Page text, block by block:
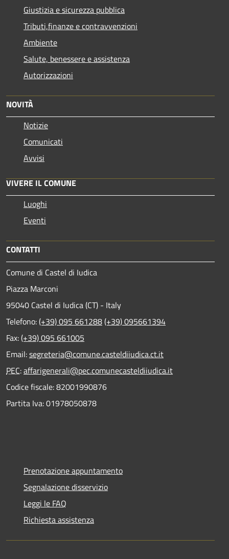
Giustizia e sicurezza pubblica
Tributi,finanze e contravvenzioni
Ambiente
Salute, benessere e assistenza
Autorizzazioni
NOVITÀ
Notizie
Comunicati
Avvisi
VIVERE IL COMUNE
Luoghi
Eventi
CONTATTI
Comune di Castel di Iudica
Piazza Marconi
95040 Castel di Iudica (CT) - Italy
Telefono:(+39) 095 661288(+39) 095661394
Fax:(+39) 095 661005
Email:segreteria@comune.casteldiiudica.ct.it
PEC:affarigenerali@pec.comunecasteldiiudica.it
Codice fiscale: 82001990876
Partita Iva: 01978050878
Prenotazione appuntamento
Segnalazione disservizio
Leggi le FAQ
Richiesta assistenza